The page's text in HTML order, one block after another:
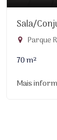
Sala/
Parque
70 m²
Mais